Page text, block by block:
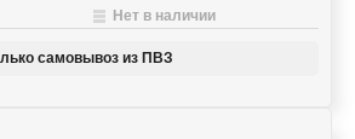
Нет в наличии
самовывоз из ПВЗ